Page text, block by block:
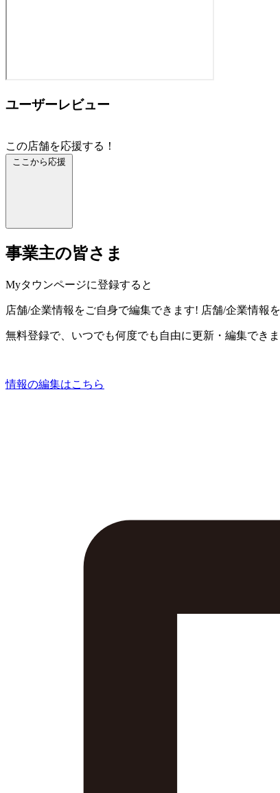
ユーザーレビュー
この店舗を応援する！
ここから応援
事業主の皆さま
Myタウンページに登録すると
店舗/企業情報をご自身で編集できます! 店舗/企業情報を
無料登録で、いつでも何度でも自由に更新・編集でき
情報の編集はこちら